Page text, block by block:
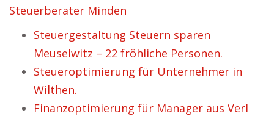
Steuerberater Minden
Steuergestaltung Steuern sparen
Meuselwitz – 22 fröhliche Personen.
Steueroptimierung für Unternehmer in
Wilthen.
Finanzoptimierung für Manager aus Verl